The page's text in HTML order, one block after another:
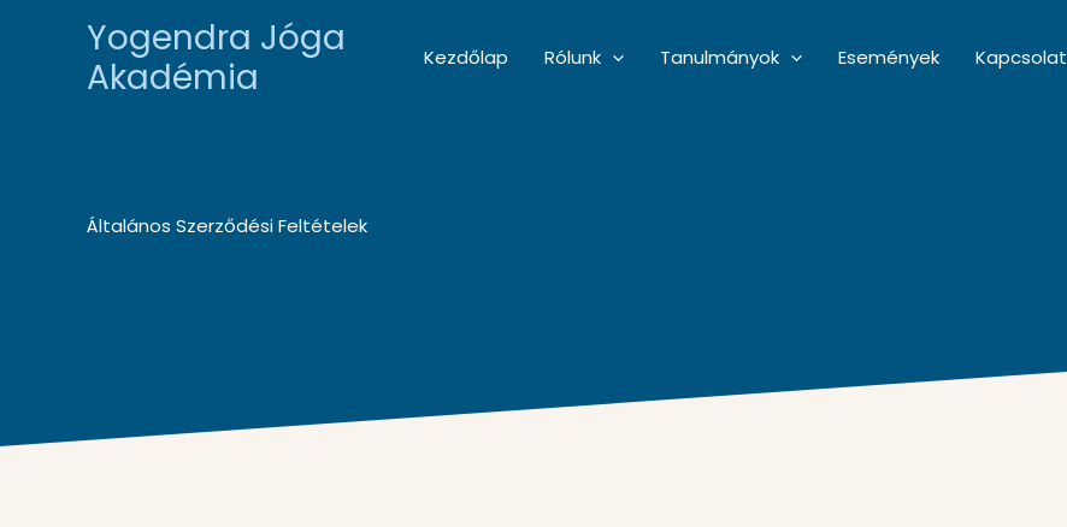
Yogendra Jóga
Akadémia
Kezdőlap Rólunk Tanulmányok Események Kapcsolat
Általános Szerződési Feltételek